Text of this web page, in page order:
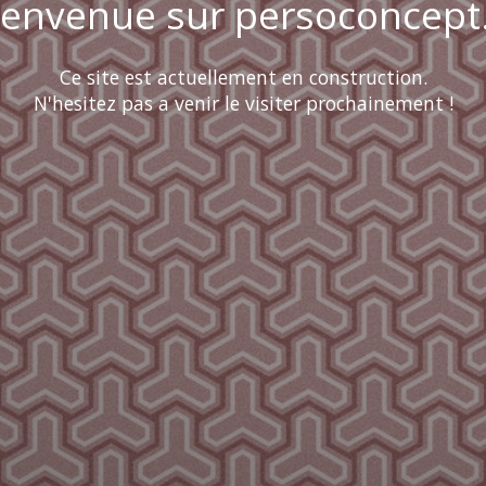
sur
Ce site est actuellement en construction.
N'hesitez pas a venir le visiter prochainement !